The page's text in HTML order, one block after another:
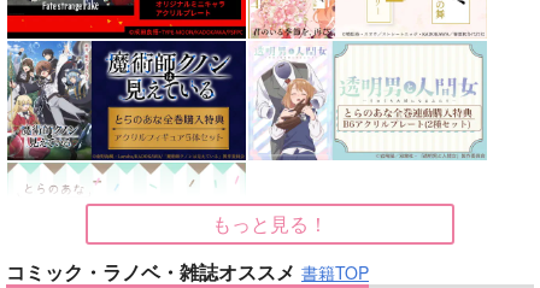
専売 1,415円（税込）
ひゃくえむ。
小宮×トガシ
サンプル
カート
専売 630円（税込）
鬼滅の刃
不死川実弥×不死川玄弥
サンプル
kobashiri
1,760円 （税込）
メダリスト
夜鷹純×明浦路司
サンプル
No.7 No.8 No.9
もっと見る！
コミック・ラノベ・雑誌オススメ 書籍TOP